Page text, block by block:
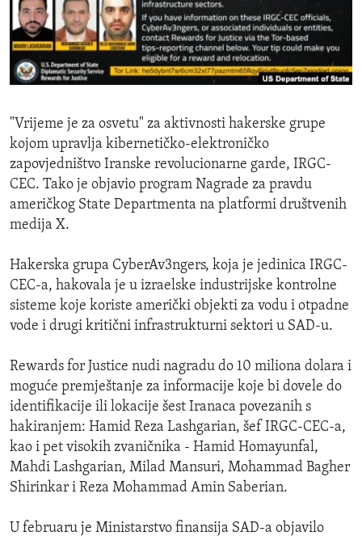
ENVIRONMENT AND HEALTH
IDEALS AND INSTITUTIONS
"Vrijeme je za osvetu" za aktivnosti hakerske grupe
kojom upravlja kibernetičko-elektroničko
zapovjedništvo Iranske revolucionarne garde, IRGC-
CEC. Tako je objavio program Nagrade za pravdu
američkog State Departmenta na platformi društvenih
medija X.
Hakerska grupa CyberAv3ngers, koja je jedinica IRGC-
CEC-a, hakovala je u izraelske industrijske kontrolne
sisteme koje koriste američki objekti za vodu i otpadne
vode i drugi kritični infrastrukturni sektori u SAD-u.
Rewards for Justice nudi nagradu do 10 miliona dolara i
moguće premještanje za informacije koje bi dovele do
identifikacije ili lokacije šest Iranaca povezanih s
hakiranjem: Hamid Reza Lashgarian, šef IRGC-CEC-a,
kao i pet visokih zvaničnika - Hamid Homayunfal,
Mahdi Lashgarian, Milad Mansuri, Mohammad Bagher
Shirinkar i Reza Mohammad Amin Saberian.
U februaru je Ministarstvo finansija SAD-a objavilo